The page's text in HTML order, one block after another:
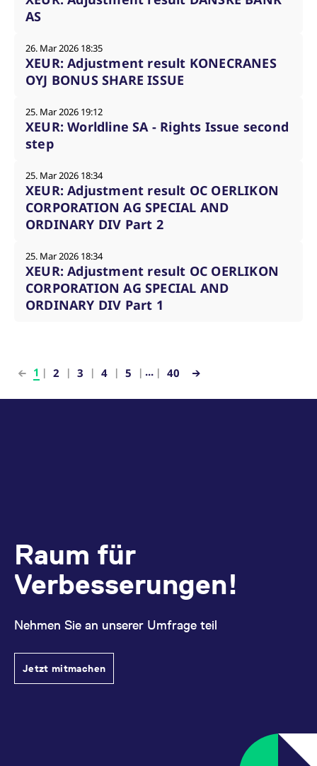
AS
26. Mar 2026 18:35
XEUR: Adjustment result KONECRANES
OYJ BONUS SHARE ISSUE
25. Mar 2026 19:12
XEUR: Worldline SA - Rights Issue second
step
25. Mar 2026 18:34
XEUR: Adjustment result OC OERLIKON
CORPORATION AG SPECIAL AND
ORDINARY DIV Part 2
25. Mar 2026 18:34
XEUR: Adjustment result OC OERLIKON
CORPORATION AG SPECIAL AND
ORDINARY DIV Part 1
1 2 3 4 5 ... 40
Raum für
Verbesserungen!
Nehmen Sie an unserer Umfrage teil
Jetzt mitmachen